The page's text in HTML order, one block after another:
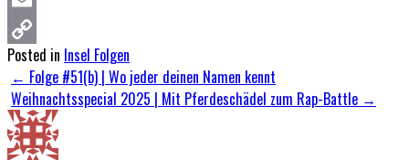
Email
Copy
Link
Posted in Insel Folgen
Post
navigation
← Folge #51(b) | Wo jeder deinen Namen kennt
Weihnachtsspecial 2025 | Mit Pferdeschädel zum Rap-Battle →